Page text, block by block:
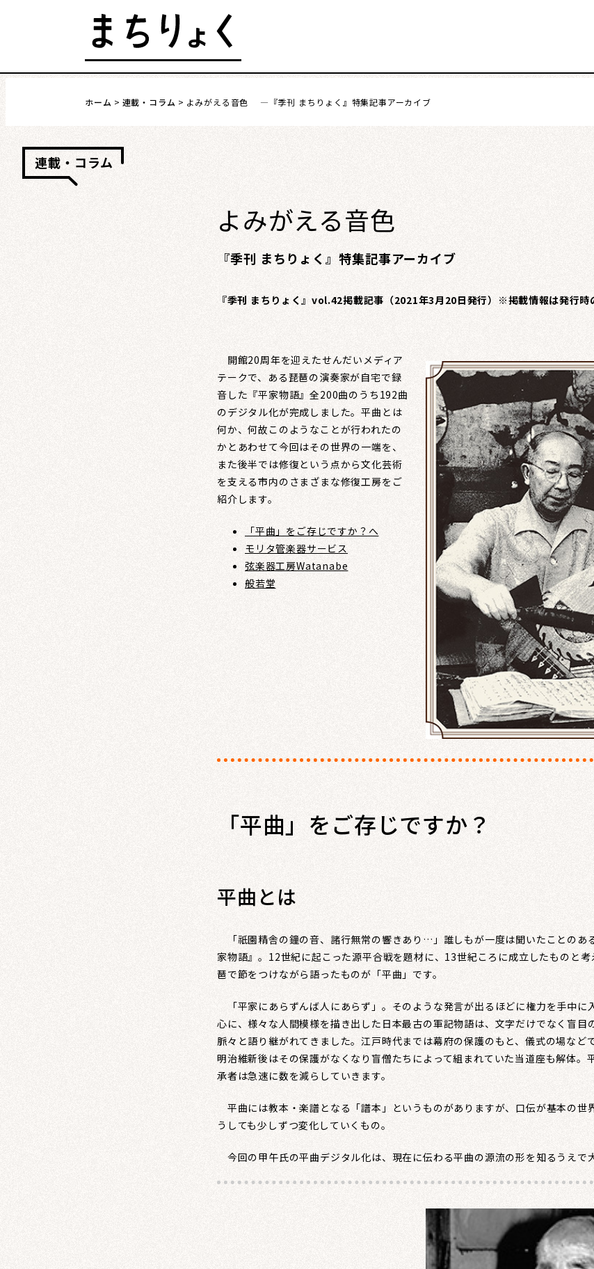
まちを語る イベント情報 特集 インタビュー 連載・コラム
ホーム
連載・コラム よみがえる音色 ―『季刊 まちりょく』特集記事アーカイブ
連載・コラム
よみがえる音色
『季刊 まちりょく』特集記事アーカイブ
『季刊 まちりょく』vol.42掲載記事（2021年3月20日発行）※掲載情報は発行時
開館20周年を迎えたせんだいメディア
テークで、ある琵琶の演奏家が自宅で録
音した『平家物語』全200曲のうち192曲
のデジタル化が完成しました。平曲とは
何か、何故このようなことが行われたの
かとあわせて今回はその世界の一端を、
また後半では修復という点から文化芸術
を支える市内のさまざまな修復工房をご
紹介します。
「平曲」をご存じですか？へ
モリタ管楽器サービス
弦楽器工房Watanabe
般若堂
「平曲」をご存じですか？
平曲とは
「祇園精舎の鐘の音、諸行無常の響きあり…」誰しもが一度は聞いたことのあ
家物語』。12世紀に起こった源平合戦を題材に、13世紀ころに成立したものと
琶で節をつけながら語ったものが「平曲」です。
「平家にあらずんば人にあらず」。そのような発言が出るほどに権力を手中に
心に、様々な人間模様を描き出した日本最古の軍記物語は、文字だけでなく盲目
脈々と語り継がれてきました。江戸時代までは幕府の保護のもと、儀式の場など
明治維新後はその保護がなくなり盲僧たちによって組まれていた当道座も解体。
承者は急速に数を減らしていきます。
平曲には教本・楽譜となる「譜本」というものがありますが、口伝が基本の世
うしても少しずつ変化していくもの。
今回の甲午氏の平曲デジタル化は、現在に伝わる平曲の源流の形を知るうえで